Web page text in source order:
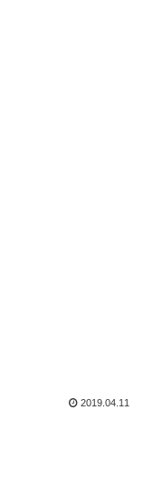
2019.04.11